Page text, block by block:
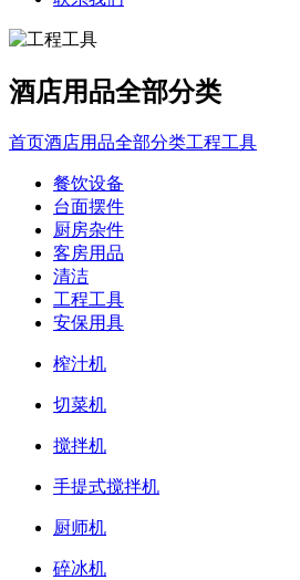
酒店用品全部分类
首页酒店用品全部分类工程工具
餐饮设备
台面摆件
厨房杂件
客房用品
清洁
工程工具
安保用具
榨汁机
切菜机
搅拌机
手提式搅拌机
厨师机
碎冰机